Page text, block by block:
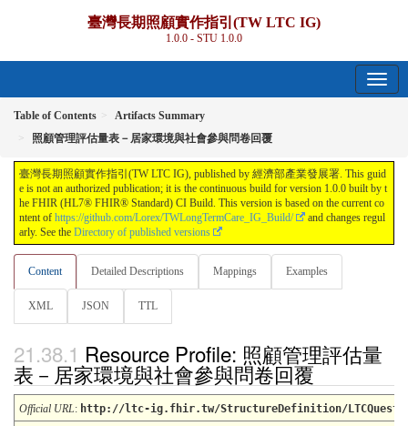
臺灣長期照顧實作指引(TW LTC IG)
1.0.0 - STU 1.0.0
Table of Contents
Artifacts Summary
照顧管理評估量表－居家環境與社會參與問卷回覆
臺灣長期照顧實作指引(TW LTC IG), published by 經濟部產業發展署. This guid
e is not an authorized publication; it is the continuous build for version 1.0.0 built by t
he FHIR (HL7® FHIR® Standard) CI Build. This version is based on the current co
ntent of https://github.com/Lorex/TWLongTermCare_IG_Build/
and changes regul
arly. See the Directory of published versions
Content Detailed Descriptions Mappings Examples
XML JSON TTL
Resource Profile: 照顧管理評估量
表－居家環境與社會參與問卷回覆
Official URL: http://ltc-ig.fhir.tw/StructureDefinition/